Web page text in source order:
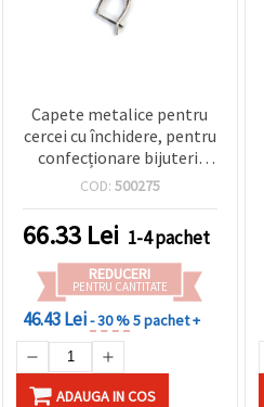
Capete metalice pentru
cercei cu închidere, pentru
confecționare bijuterii
DIY/handmade, 17x10
bucăți
COD: 500275
66.33 Lei 1-4 pachet
REDUCERI
PENTRU CANTITATE
46.43 Lei- 30 %5 pachet +
ADAUGA IN COS